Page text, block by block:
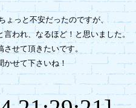
ょっと不安だったのですが、
われ、なるほど！と思いました。
せて頂きたいです。
かせて下さいね！